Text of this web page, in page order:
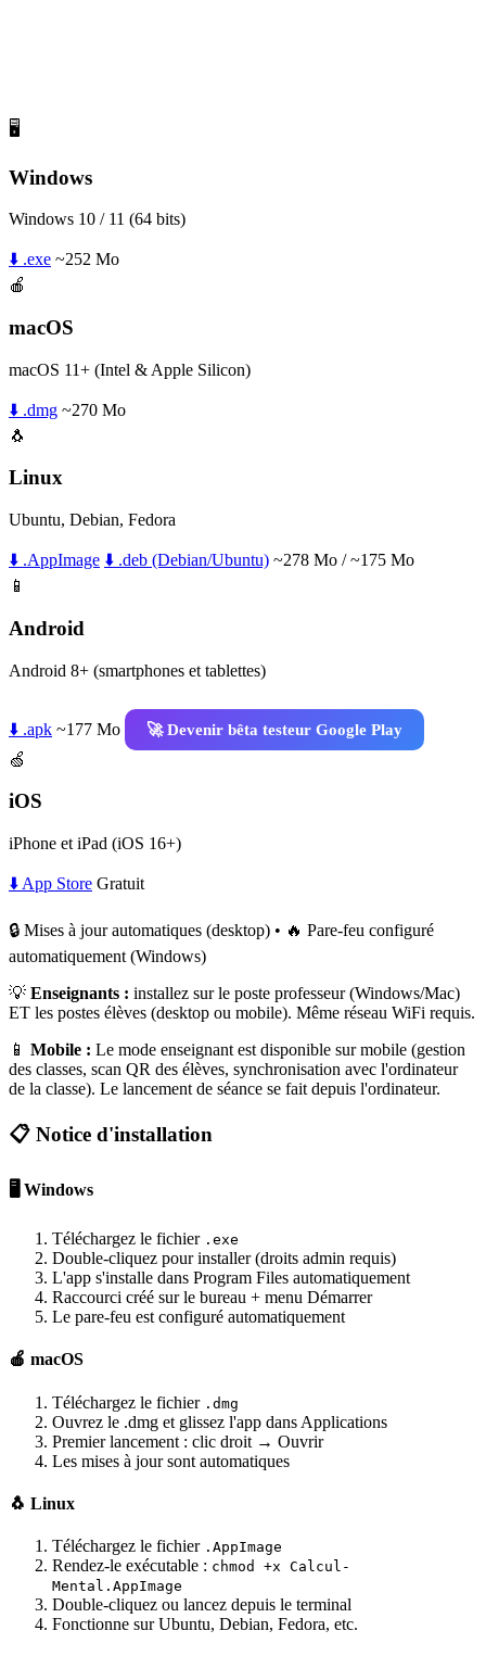
🖥️
Windows
Windows 10 / 11 (64 bits)
⬇️ .exe ~252 Mo
🍎
macOS
macOS 11+ (Intel & Apple Silicon)
⬇️ .dmg ~270 Mo
🐧
Linux
Ubuntu, Debian, Fedora
⬇️ .AppImage ⬇️ .deb (Debian/Ubuntu) ~278 Mo / ~175 Mo
📱
Android
Android 8+ (smartphones et tablettes)
⬇️ .apk ~177 Mo
🚀 Devenir bêta testeur Google Play
🍏
iOS
iPhone et iPad (iOS 16+)
⬇️ App Store Gratuit
🔒 Mises à jour automatiques (desktop) • 🔥 Pare-feu configuré
automatiquement (Windows)
💡 Enseignants : installez sur le poste professeur (Windows/Mac)
ET les postes élèves (desktop ou mobile). Même réseau WiFi requis.
📱 Mobile : Le mode enseignant est disponible sur mobile (gestion
des classes, scan QR des élèves, synchronisation avec l'ordinateur
de la classe). Le lancement de séance se fait depuis l'ordinateur.
📋 Notice d'installation
🖥️ Windows
Téléchargez le fichier .exe
Double-cliquez pour installer (droits admin requis)
L'app s'installe dans Program Files automatiquement
Raccourci créé sur le bureau + menu Démarrer
Le pare-feu est configuré automatiquement
🍎 macOS
Téléchargez le fichier .dmg
Ouvrez le .dmg et glissez l'app dans Applications
Premier lancement : clic droit → Ouvrir
Les mises à jour sont automatiques
🐧 Linux
Téléchargez le fichier .AppImage
Rendez-le exécutable : chmod +x Calcul-
Mental.AppImage
Double-cliquez ou lancez depuis le terminal
Fonctionne sur Ubuntu, Debian, Fedora, etc.